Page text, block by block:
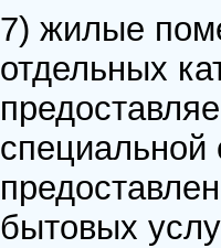
7) жилые
отдельных
бытовых